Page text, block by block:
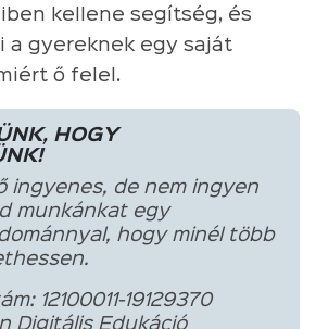
kellene segítség, és
a gyereknek egy saját
ő felel.
HOGY
ingyenes, de nem ingyen
munkánkat egy
hogy minél több
12100011-19129370
Digitális Edukáció